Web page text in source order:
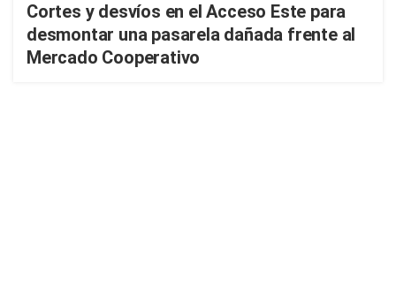
Cortes y desvíos en el Acceso Este para
desmontar una pasarela dañada frente al
Mercado Cooperativo